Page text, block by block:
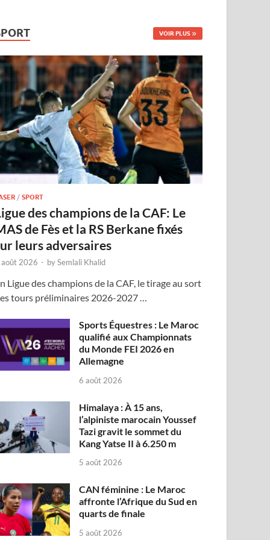
VOIR PLUS
/SPORT
des champions de la CAF: Le
de Fès et la RS Berkane fixés
leurs adversaires
2026 - bySemlali Khalid
Ligue des champions de la CAF, le tirage au sort
tours préliminaires 2026-2027 …
Sports Équestres : Le Maroc
qualifié aux Championnats
du Monde FEI 2026 en
Allemagne
6 août 2026
Himalaya : À 15 ans,
l’alpiniste marocain Youssef
Tazi gravit le sommet du
Kang Yatse II à 6.250 m
5 août 2026
CAN féminine : Le Maroc
affronte l’Afrique du Sud en
quarts de finale
5 août 2026